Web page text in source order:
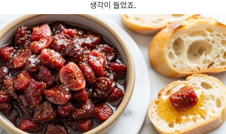
생각이 들었죠.